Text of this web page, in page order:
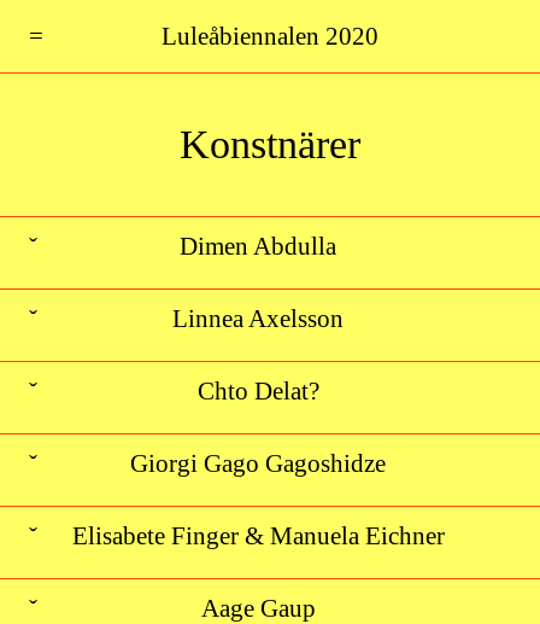
= Luleåbiennalen 2020
Konstnärer
ˇ Dimen Abdulla
ˇ Linnea Axelsson
ˇ Chto Delat?
ˇ Giorgi Gago Gagoshidze
ˇ Elisabete Finger & Manuela Eichner
ˇ Aage Gaup